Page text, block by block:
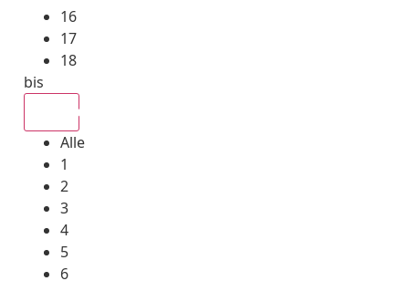
16
17
18
bis
Alle
1
2
3
4
5
6